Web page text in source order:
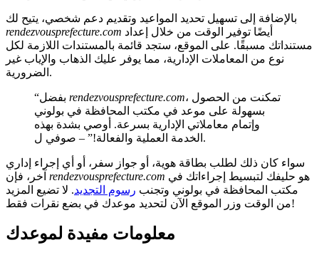
بالإضافة إلى تسهيل تحديد المواعيد وتقديم دعم شخصي، يتيح لك
rendezvousprefecture.com
مستنداتك مسبقًا. على الموقع، ستجد قائمة بالمستندات اللازمة لكل
نوع من المعاملات الإدارية، مما يوفر عليك الذهاب والإياب غير
الضرورية.
rendezvousprefecture.com، تمكنت من الحصول
بسهولة على موعد في مكتب المحافظة في بولوني
وإتمام معاملاتي الإدارية بسرعة. أوصي بشدة بهذه
الخدمة العملية والفعالة!” – صوفي ل.
سواء كان ذلك لطلب بطاقة هوية، أو جواز سفر، أو أي إجراء إداري
rendezvousprefecture.com
مكتب المحافظة في بولوني وتجنب رسوم التجديد. لا تضيع المزيد
من الوقت وزر الموقع الآن لتحديد موعدك في بضع نقرات فقط!
معلومات مفيدة لموعدك